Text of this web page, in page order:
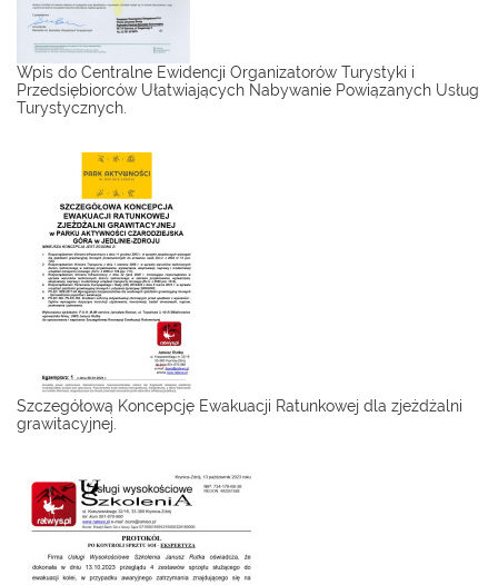
Wpis do Centralne Ewidencji Organizatorów Turystyki i
Przedsiębiorców Ułatwiających Nabywanie Powiązanych Usług
Turystycznych.
Szczegółową Koncepcję Ewakuacji Ratunkowej dla zjeżdżalni
grawitacyjnej.